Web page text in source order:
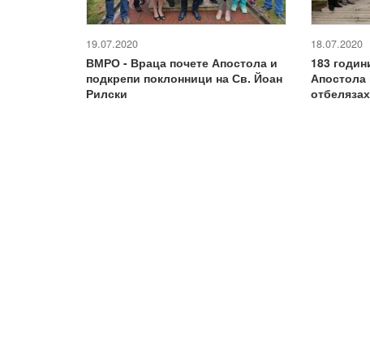
19.07.2020
ВМРО - Враца почете Апостола и
подкрепи поклонници на Св. Йоан
Рилски
18.07.2020
183
Апостола